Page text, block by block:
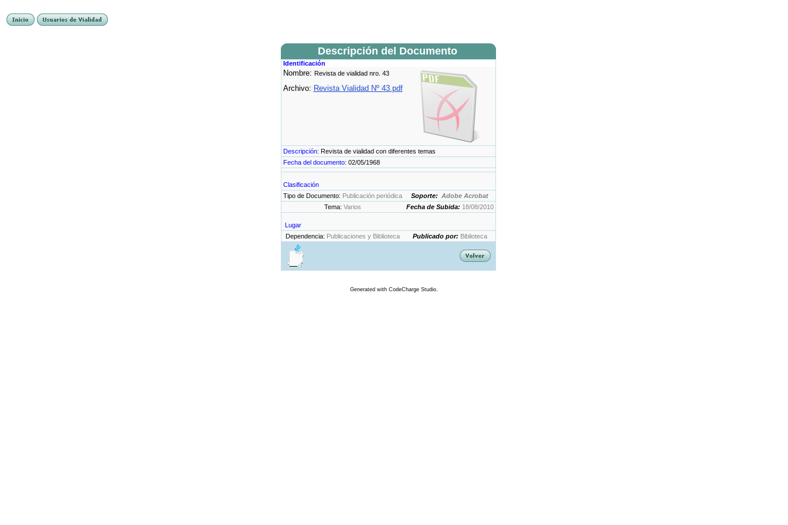
Descripción del Documento
Identificación
Nombre: Revista de vialidad nro. 43
Archivo: Revista Vialidad Nº 43.pdf
Descripción: Revista de vialidad con diferentes temas
Fecha del documento: 02/05/1968
Clasificación
Tipo de Documento: Publicación periódica Soporte: Adobe Acrobat
Tema: Varios Fecha de Subida: 18/08/2010
Lugar
Dependencia: Publicaciones y Biblioteca Publicado por: Biblioteca
Generated with CodeCharge Studio.